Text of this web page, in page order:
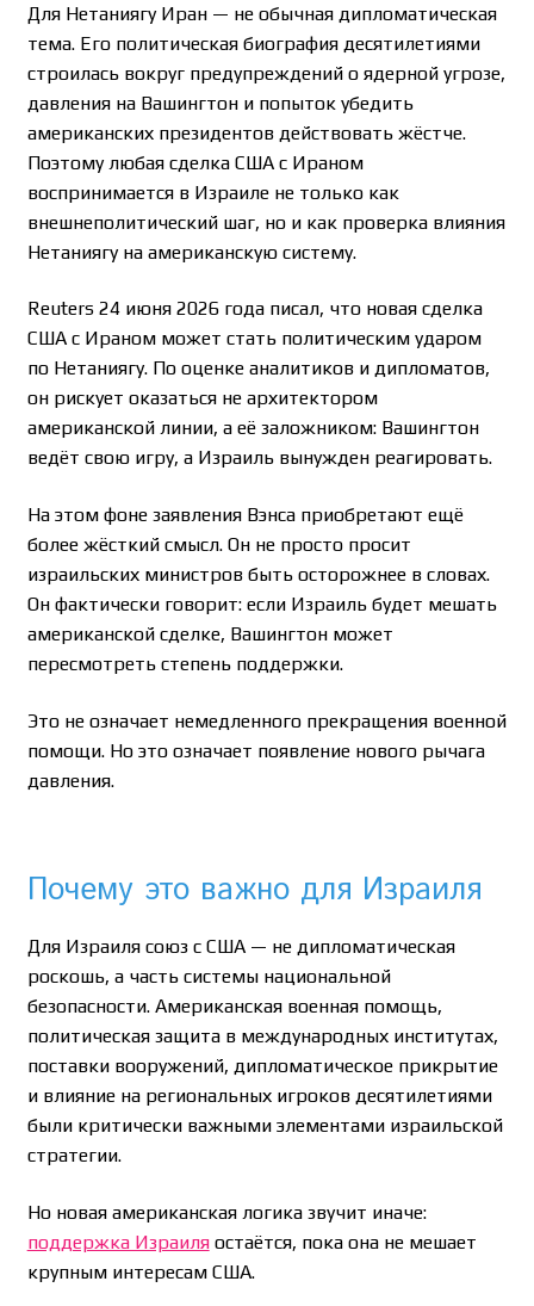
Для Нетаниягу Иран — не обычная дипломатическая
тема. Его политическая биография десятилетиями
строилась вокруг предупреждений о ядерной угрозе,
давления на Вашингтон и попыток убедить
американских президентов действовать жёстче.
Поэтому любая сделка США с Ираном
воспринимается в Израиле не только как
внешнеполитический шаг, но и как проверка влияния
Нетаниягу на американскую систему.
Reuters 24 июня 2026 года писал, что новая сделка
США с Ираном может стать политическим ударом
по Нетаниягу. По оценке аналитиков и дипломатов,
он рискует оказаться не архитектором
американской линии, а её заложником: Вашингтон
ведёт свою игру, а Израиль вынужден реагировать.
На этом фоне заявления Вэнса приобретают ещё
более жёсткий смысл. Он не просто просит
израильских министров быть осторожнее в словах.
Он фактически говорит: если Израиль будет мешать
американской сделке, Вашингтон может
пересмотреть степень поддержки.
Это не означает немедленного прекращения военной
помощи. Но это означает появление нового рычага
давления.
Почему это важно для Израиля
Для Израиля союз с США — не дипломатическая
роскошь, а часть системы национальной
безопасности. Американская военная помощь,
политическая защита в международных институтах,
поставки вооружений, дипломатическое прикрытие
и влияние на региональных игроков десятилетиями
были критически важными элементами израильской
стратегии.
Но новая американская логика звучит иначе:
поддержка Израиляостаётся, пока она не мешает
крупным интересам США.